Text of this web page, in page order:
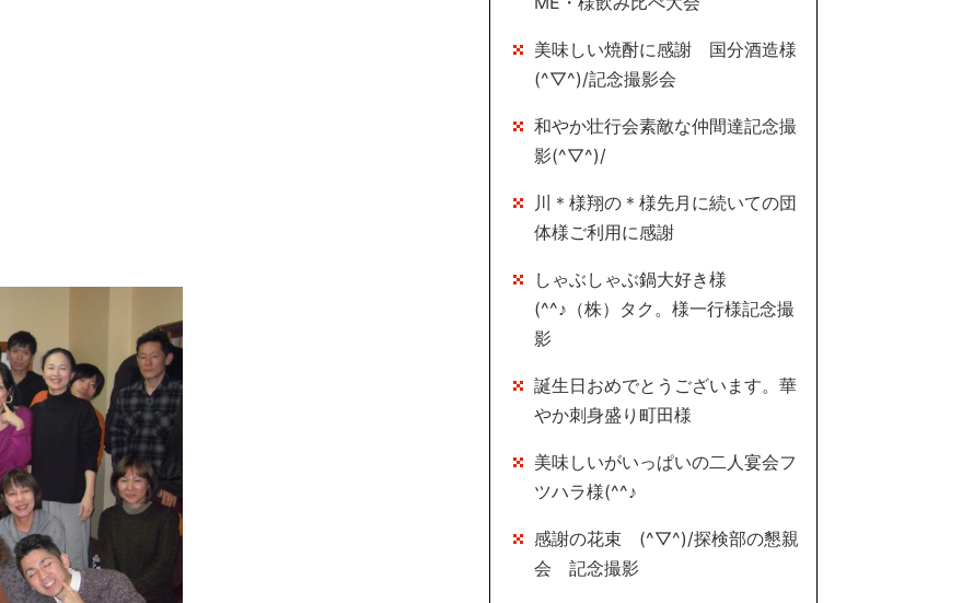
美味しい焼酎に感謝 国分酒造様
(^▽^)/記念撮影会
和やか壮行会素敵な仲間達記念撮
影(^▽^)/
川＊様翔の＊様先月に続いての団
体様ご利用に感謝
しゃぶしゃぶ鍋大好き様
(^^♪（株）タク。様一行様記念撮
影
誕生日おめでとうございます。華
やか刺身盛り町田様
美味しいがいっぱいの二人宴会フ
ツハラ様(^^♪
感謝の花束 (^▽^)/探検部の懇親
会 記念撮影